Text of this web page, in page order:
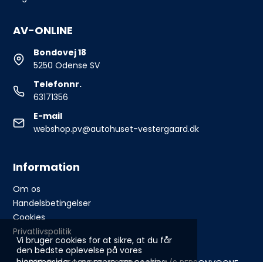
Vi bruger cookies for at sikre, at du får
den bedste oplevelse på vores
AV-ONLINE
Bondovej 18
5250 Odense SV
Telefonnr.
63171356
E-mail
webshop.pv@autohuset-vestergaard.dk
Information
Om os
Handelsbetingelser
Cookies
Privatlivspolitik